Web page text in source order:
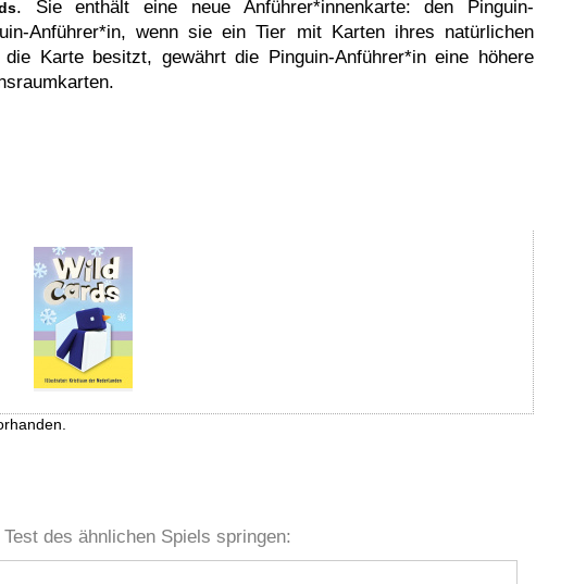
. Sie enthält eine neue Anführer*innenkarte: den Pinguin-
Anführer*in, wenn sie ein Tier mit Karten ihres natürlichen
Karte besitzt, gewährt die Pinguin-Anführer*in eine höhere
des ähnlichen Spiels springen: